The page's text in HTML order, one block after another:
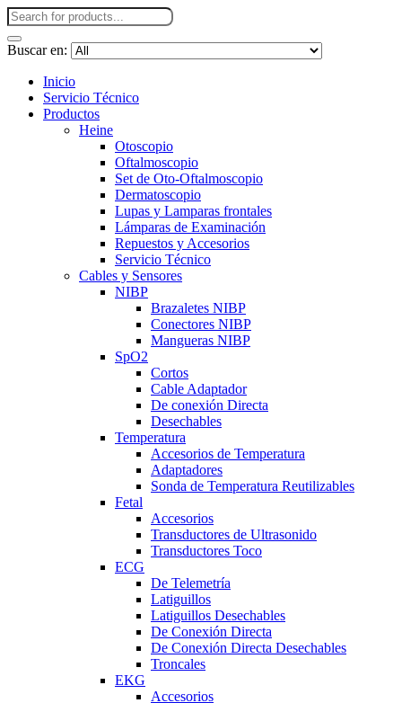
Buscar en:
Inicio
Servicio Técnico
Productos
Heine
Otoscopio
Oftalmoscopio
Set de Oto-Oftalmoscopio
Dermatoscopio
Lupas y Lamparas frontales
Lámparas de Examinación
Repuestos y Accesorios
Servicio Técnico
Cables y Sensores
NIBP
Brazaletes NIBP
Conectores NIBP
Mangueras NIBP
SpO2
Cortos
Cable Adaptador
De conexión Directa
Desechables
Temperatura
Accesorios de Temperatura
Adaptadores
Sonda de Temperatura Reutilizables
Fetal
Accesorios
Transductores de Ultrasonido
Transductores Toco
ECG
De Telemetría
Latiguillos
Latiguillos Desechables
De Conexión Directa
De Conexión Directa Desechables
Troncales
EKG
Accesorios